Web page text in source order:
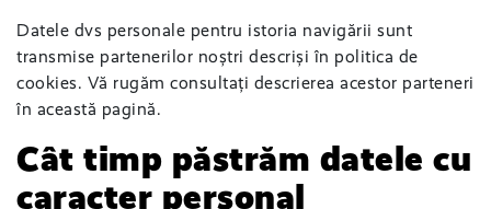
Datele dvs personale pentru istoria navigării sunt
transmise partenerilor noștri descriși în politica de
cookies. Vă rugăm consultați descrierea acestor parteneri
în această pagină.
Cât timp păstrăm datele cu
caracter personal